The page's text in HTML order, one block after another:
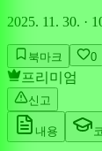
2025. 11. 30. ·
북마크 0
프리미엄
신고
내용